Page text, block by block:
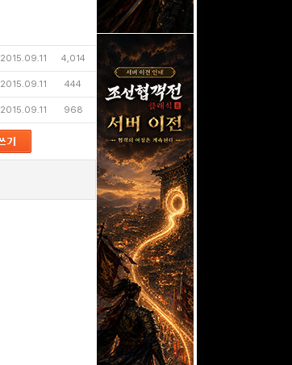
2015.09.11 4,014
2015.09.11 444
2015.09.11 968